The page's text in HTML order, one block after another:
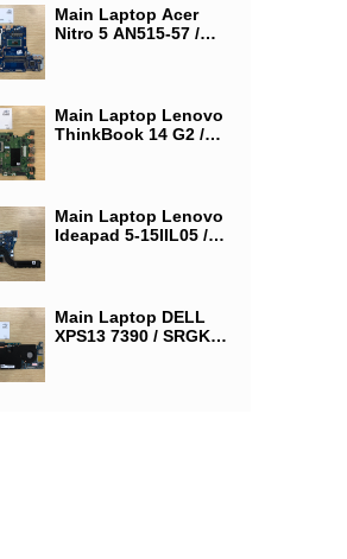
GTX 1650/ LA-J871P
Main Laptop Acer
Nitro 5 AN515-57 /
GTX 1650 / LA-L181P
Main Laptop Lenovo
ThinkBook 14 G2 /
Main Laptop Lenovo
Ideapad 5-15IIL05 /
Main Laptop DELL
XPS13 7390 / SRGKL